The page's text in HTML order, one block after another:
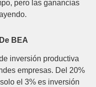
pero las ganancias
BEA
inversión productiva
empresas. Del 20%
el 3% es inversión